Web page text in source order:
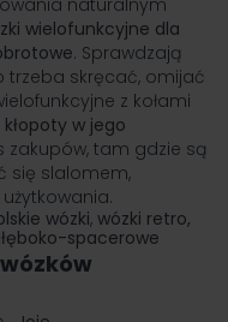
naturalnym
wielofunkcyjne dla
. Sprawdzają
trzeba skręcać, omijać
z kołami
w jego
zakupów, tam gdzie są
się slalomem,
wózki, wózki retro,
spacerowe